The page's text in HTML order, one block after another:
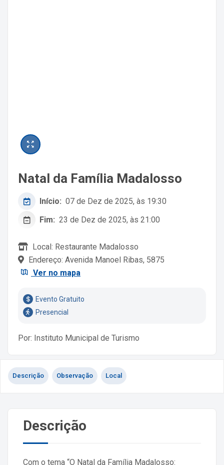
Natal da Família Madalosso
Início: 07 de Dez de 2025, às 19:30
Fim: 23 de Dez de 2025, às 21:00
Local: Restaurante Madalosso
Endereço: Avenida Manoel Ribas, 5875
Ver no mapa
Evento Gratuito
Presencial
Por: Instituto Municipal de Turismo
Descrição Observação Local
Descrição
Com o tema “O Natal da Família Madalosso: